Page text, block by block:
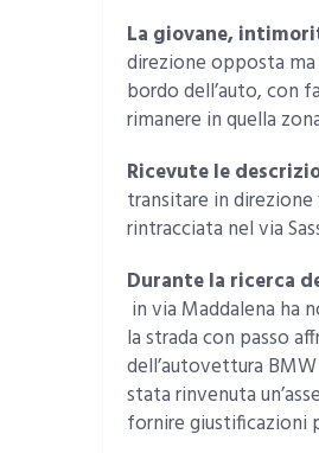
La giovane,
direzione opposta
bordo dell’auto, con
rimanere in quella
Ricevute le
transitare in
rintracciata nel via
Durante la ricerca
in via Maddalena ha
la strada con passo
dell’autovettura
stata rinvenuta
fornire giustificazioni